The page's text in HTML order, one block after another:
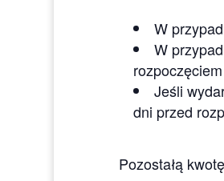
W
W
Jeśli
dni przed
Pozostałą